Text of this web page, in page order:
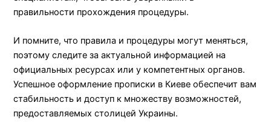
правильности прохождения процедуры.
И помните, что правила и процедуры могут меняться,
поэтому следите за актуальной информацией на
официальных ресурсах или у компетентных органов.
Успешное оформление прописки в Киеве обеспечит вам
стабильность и доступ к множеству возможностей,
предоставляемых столицей Украины.